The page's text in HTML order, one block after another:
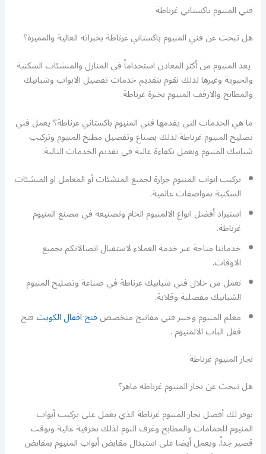
فني المنيوم باكستاني غرناطة
هل تبحث عن فني المنيوم باكستاني غرناطة بخبراته العالية والمميزة؟
يعد المنيوم من أكثر المعادن استخداماً في المنازل والمنشئات السكنية
والحيوية وغيرها لذلك نقوم بتقديم خدمات تفصيل الابواب وشبابيك
والمطابخ والارفف المنيوم بخبرة غرناطة.
ما هي الخدمات التي يقدمها فني المنيوم باكستاني غرناطة؟ يعمل فني
تصليح المنيوم غرناطة لذلك بصناع وتفصيل مطبخ المنيوم وتركيب
شبابيك المنيوم ونعمل بكفاءة عالية في تقديم الخدمات التالية:
تركيب ابواب المنيوم جرارة لجميع المنشئات أو المعامل او المنشئات
السكنية بمواصفات عالمية.
استيراد أفضل انواع الالمنيوم الخام وتصنيعه في مصنع المنيوم
غرناطة.
خدماتنا متاحة عبر خدمة العملاء لاستقبال اتصالاتكم بجميع
الاوقات.
نعمل من خلال فني شبابيك غرناطة في صناعة وتصليح المنيوم
الشبابيك مفصلية وقلابة.
معلم المنيوم وخبير فني مفاتيح متخصصفتح اقفال الكويتفتح
قفل الباب الالمنيوم .
نجار المنيوم غرناطة
هل تبحث عن نجار المنيوم غرناطة ماهر؟
نوفر لك أفضل نجار المنيوم غرناطة الذي يعمل على تركيب أبواب
المنيوم للحمامات والمطابخ وغرف النوم لذلك بحرفية عالية وبوقت
قصير جداً. ويعمل أيضا على استبدال مقابض أبواب المنيوم بمقابض